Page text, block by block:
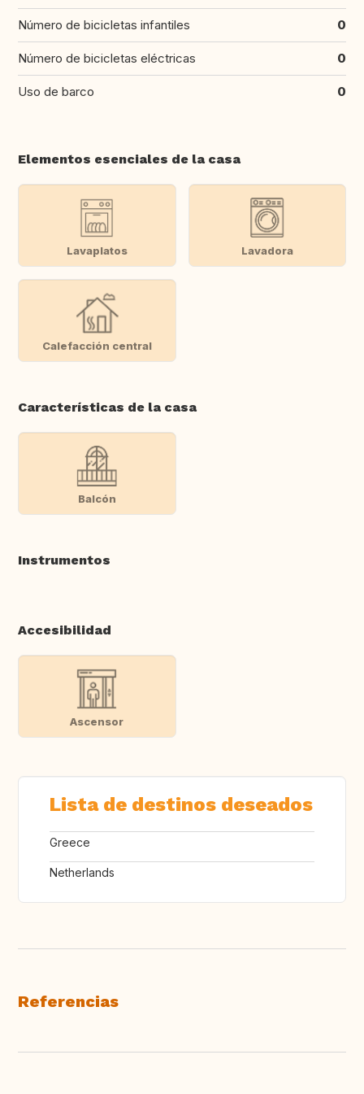
Número de bicicletas infantiles 0
Número de bicicletas eléctricas 0
Uso de barco 0
Elementos esenciales de la casa
Lavaplatos Lavadora
Calefacción central
Características de la casa
Balcón
Instrumentos
Accesibilidad
Ascensor
Lista de destinos deseados
Greece
Netherlands
Referencias